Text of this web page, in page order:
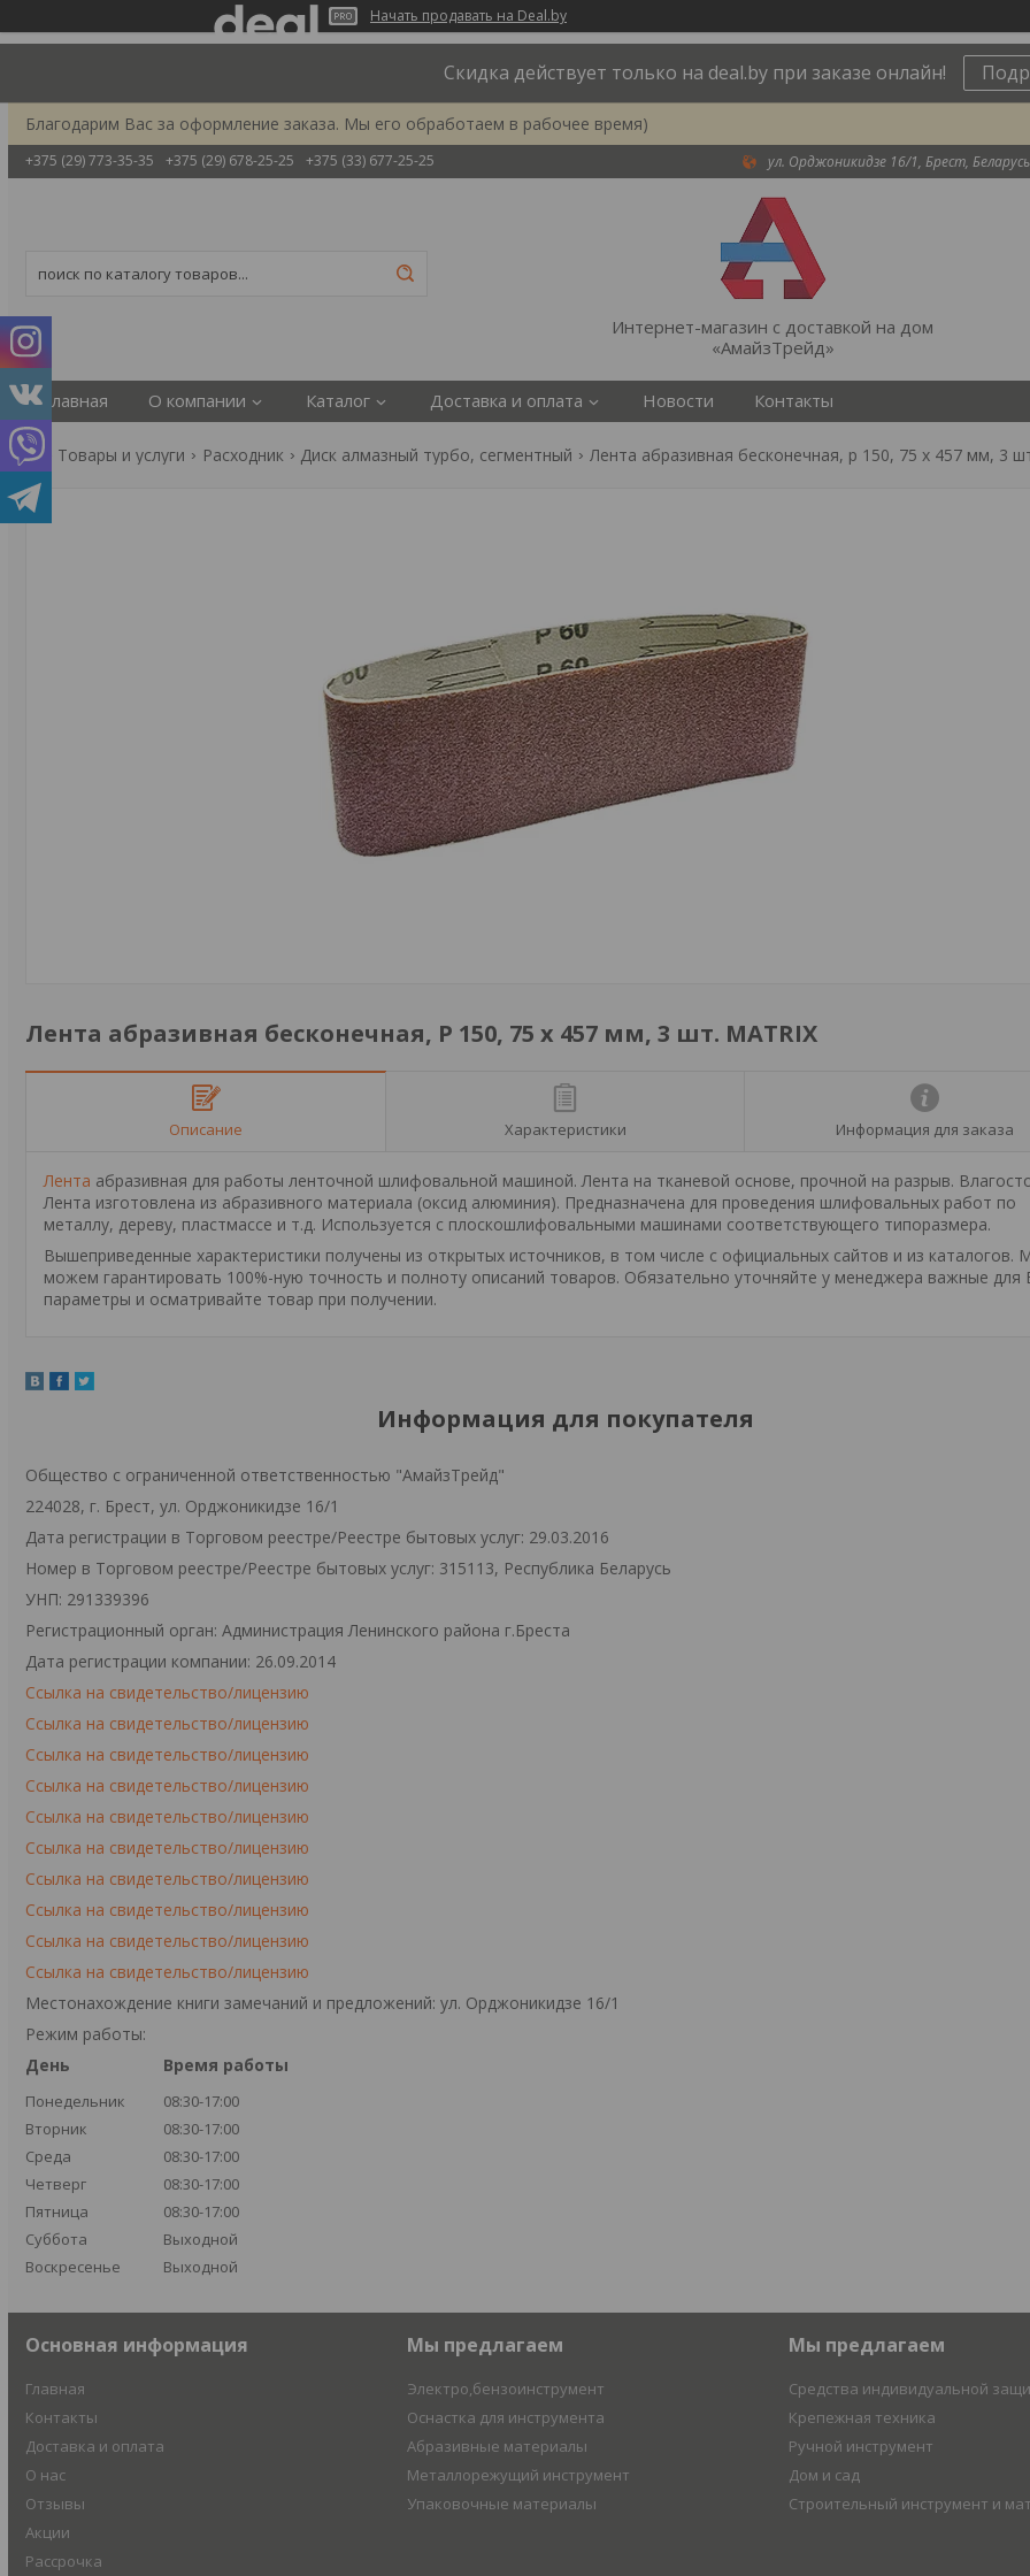
Начать продавать на Deal.by
Скидка действует только на deal.by при заказе онлайн!
Благодарим Вас за оформление заказа. Мы его обработаем в рабочее время)
+375 (29) 773-35-35 +375 (29) 678-25-25 +375 (33) 677-25-25 ул. Орджоникидзе 16/1, Брест, Беларусь
Интернет-магазин с доставкой на дом
«АмайзТрейд»
Главная О компании Каталог Доставка и оплата Новости Контакты
Товары и услуги Расходник Диск алмазный турбо, сегментный Лента абразивная бесконечная, p 150, 75 х 457 мм, 3
Лента абразивная бесконечная, P 150, 75 х 457 мм, 3 шт. MATRIX
Описание Характеристики Информация для заказа
Лента абразивная для работы ленточной шлифовальной машиной. Лента на тканевой основе, прочной на разрыв.
Лента изготовлена из абразивного материала (оксид алюминия). Предназначена для проведения шлифовальных работ по
металлу, дереву, пластмассе и т.д. Используется с плоскошлифовальными машинами соответствующего типоразмера.
Вышеприведенные характеристики получены из открытых источников, в том числе с официальных сайтов и из каталогов.
можем гарантировать 100%-ную точность и полноту описаний товаров. Обязательно уточняйте у менеджера важные для
параметры и осматривайте товар при получении.
Информация для покупателя
Общество с ограниченной ответственностью "АмайзТрейд"
224028, г. Брест, ул. Орджоникидзе 16/1
Дата регистрации в Торговом реестре/Реестре бытовых услуг: 29.03.2016
Номер в Торговом реестре/Реестре бытовых услуг: 315113, Республика Беларусь
УНП: 291339396
Регистрационный орган: Администрация Ленинского района г.Бреста
Дата регистрации компании: 26.09.2014
Ссылка на свидетельство/лицензию
Ссылка на свидетельство/лицензию
Ссылка на свидетельство/лицензию
Ссылка на свидетельство/лицензию
Ссылка на свидетельство/лицензию
Ссылка на свидетельство/лицензию
Ссылка на свидетельство/лицензию
Ссылка на свидетельство/лицензию
Ссылка на свидетельство/лицензию
Ссылка на свидетельство/лицензию
Местонахождение книги замечаний и предложений: ул. Орджоникидзе 16/1
Режим работы:
День
Время работы
Понедельник
08:30-17:00
Вторник
08:30-17:00
Среда
08:30-17:00
Четверг
08:30-17:00
Пятница
08:30-17:00
Суббота
Выходной
Воскресенье
Выходной
Основная информация
Главная
Контакты
Доставка и оплата
О нас
Отзывы
Акции
Рассрочка
Мы предлагаем
Электро,бензоинструмент
Оснастка для инструмента
Абразивные материалы
Металлорежущий инструмент
Упаковочные материалы
Мы предлагаем
Средства индивидуальной
Крепежная техника
Ручной инструмент
Дом и сад
Строительный инструмент и